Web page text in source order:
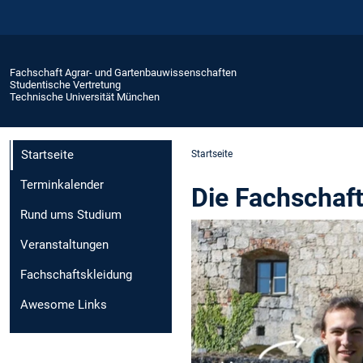
Fachschaft Agrar- und Gartenbauwissenschaften
Studentische Vertretung
Technische Universität München
Startseite
Terminkalender
Rund ums Studium
Veranstaltungen
Fachschaftskleidung
Awesome Links
Startseite
Die Fachschaft